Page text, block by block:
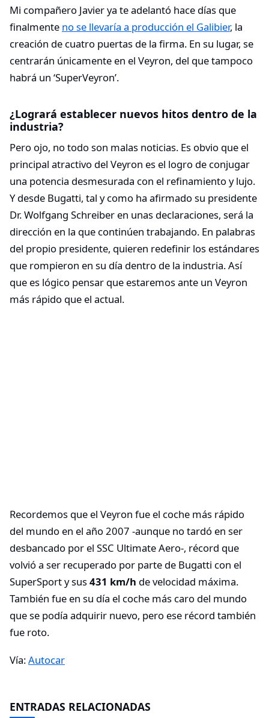
Mi compañero Javier ya te adelantó hace días que
finalmente no se llevaría a producción el Galibier, la
creación de cuatro puertas de la firma. En su lugar, se
centrarán únicamente en el Veyron, del que tampoco
habrá un ‘SuperVeyron’.
¿Logrará establecer nuevos hitos dentro de la
industria?
Pero ojo, no todo son malas noticias. Es obvio que el
principal atractivo del Veyron es el logro de conjugar
una potencia desmesurada con el refinamiento y lujo.
Y desde Bugatti, tal y como ha afirmado su presidente
Dr. Wolfgang Schreiber en unas declaraciones, será la
dirección en la que continúen trabajando. En palabras
del propio presidente, quieren redefinir los estándares
que rompieron en su día dentro de la industria. Así
que es lógico pensar que estaremos ante un Veyron
más rápido que el actual.
Recordemos que el Veyron fue el coche más rápido
del mundo en el año 2007 -aunque no tardó en ser
desbancado por el SSC Ultimate Aero-, récord que
volvió a ser recuperado por parte de Bugatti con el
SuperSport y sus431 km/h de velocidad máxima.
También fue en su día el coche más caro del mundo
que se podía adquirir nuevo, pero ese récord también
fue roto.
Vía:Autocar
ENTRADAS RELACIONADAS